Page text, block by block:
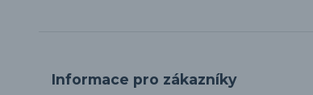
Informace pro zákazníky